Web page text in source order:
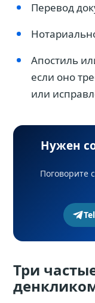
Перевод
Апостиль
если оно
или
Нужен
Поговорите
Три